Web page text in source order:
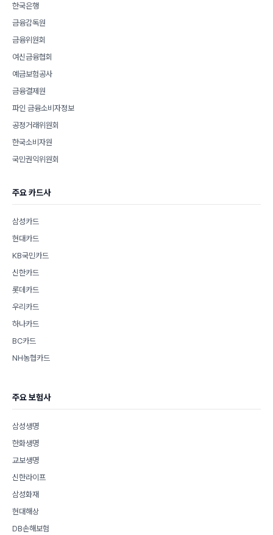
한국은행
금융감독원
금융위원회
여신금융협회
예금보험공사
금융결제원
파인 금융소비자정보
공정거래위원회
한국소비자원
국민권익위원회
주요 카드사
삼성카드
현대카드
KB국민카드
신한카드
롯데카드
우리카드
하나카드
BC카드
NH농협카드
주요 보험사
삼성생명
한화생명
교보생명
신한라이프
삼성화재
현대해상
DB손해보험